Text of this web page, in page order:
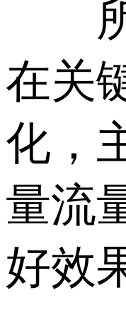
所
在关
化，
量流
好效